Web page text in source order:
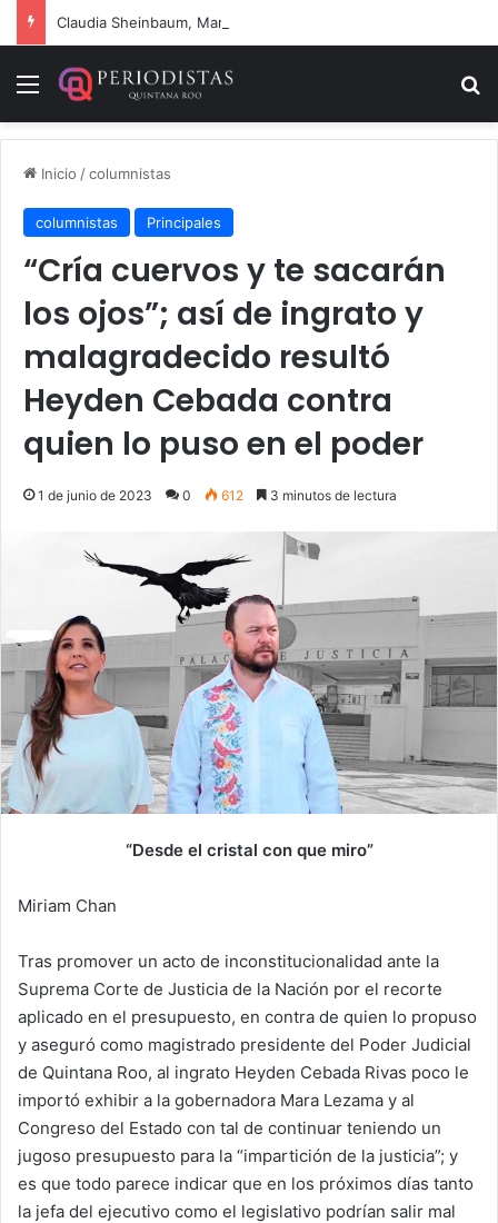
Menú
Inicio /columnistas
columnistas Principales
“Cría cuervos y te sacarán
los ojos”; así de ingrato y
malagradecido resultó
Heyden Cebada contra
quien lo puso en el poder
1 de junio de 2023 0 612 3 minutos de lectura
“Desde el cristal con que miro”
Miriam Chan
Tras promover un acto de inconstitucionalidad ante la
Suprema Corte de Justicia de la Nación por el recorte
aplicado en el presupuesto, en contra de quien lo propuso
y aseguró como magistrado presidente del Poder Judicial
de Quintana Roo, al ingrato Heyden Cebada Rivas poco le
importó exhibir a la gobernadora Mara Lezama y al
Congreso del Estado con tal de continuar teniendo un
jugoso presupuesto para la “impartición de la justicia”; y
es que todo parece indicar que en los próximos días tanto
la jefa del ejecutivo como el legislativo podrían salir mal